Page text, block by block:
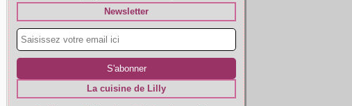
Newsletter
La cuisine de Lilly